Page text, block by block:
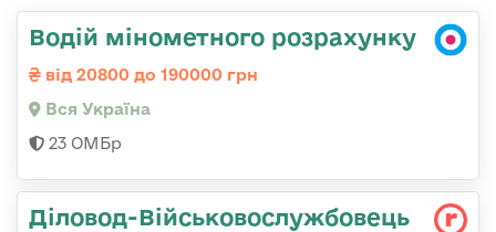
Водій мінометного розрахунку
від 20800 до 190000 грн
Вся Україна
23 ОМБр
Діловод-Військовослужбовець